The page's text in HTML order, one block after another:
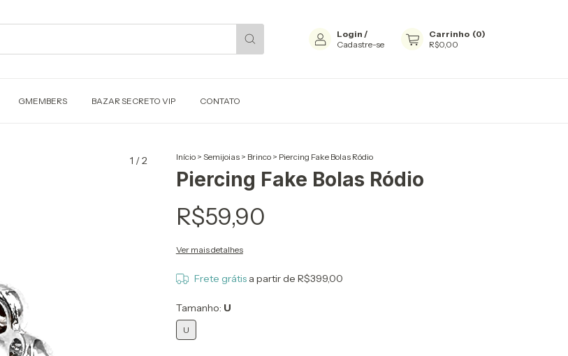
Login /
Cadastre-se
Carrinho (0)
R$0,00
GMEMBERS BAZAR SECRETO VIP CONTATO
1 /2 Início > Semijoias > Brinco > Piercing Fake Bolas Ródio
Piercing Fake Bolas Ródio
R$59,90
Ver mais detalhes
Frete grátis a partir deR$399,00
Tamanho: U
U